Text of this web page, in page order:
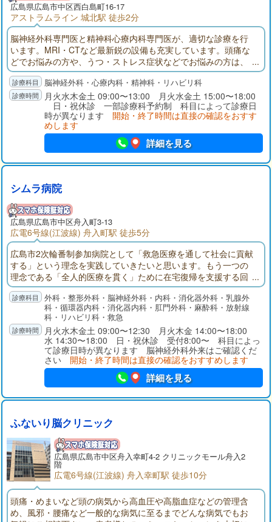
広島県広島市中区西白島町16-17
アストラムライン 城北駅 徒歩2分
脳神経外科専門医と精神科心療内科専門医が、適切な診療を行
います。MRI・CTなど最新鋭の設備も充実しています。頭痛な
どでお悩みの方や、うつ・ストレス症状などでお悩みの方は、
ぜひ一度ご相談ください。デイケアでは、認知症の予防や軽度
の認知症がある方、軽度の運動障害のある方を対象に、ショー
トケアでは、高次脳機能障害の方、各種精神症状のため社会生
活に困難を感じている方を対象に作業療法などを行っておりま
脳神経外科・心療内科・精神科・リハビリ科
月火水木金土 09:00〜13:00 月火水金土 15:00〜18:00
日・祝休診 一部診療科予約制 科目によって診療日
時が異なります 開始・終了時間は直接の確認をおすす
めします
詳細を見る
シムラ病院
広島県広島市中区舟入町3-13
広電6号線(江波線) 舟入町駅 徒歩5分
広島市2次輪番制参加病院として「救急医療を通して社会に貢献
する」という理念を実践していきたいと思います。もう一つの
理念である「全人的医療を貫く」ために在宅復帰を支援する回
復期リハビリ病棟・地域包括ケア病床、人生の最終段階におけ
る医療を提供する緩和ケア病棟も、より一層の充実を図ってい
く所存です。整形外科、外科、内科の専門外来も一層の充実を
目指し、これまで以上に患者さんのニーズに応えるよう努力し
ていきます。
外科・整形外科・脳神経外科・内科・消化器外科・乳腺外
科・循環器内科・消化器内科・肛門外科・麻酔科・放射線
科・リハビリ科・救急
月火水木金土 09:00〜12:30 月火木金 14:00〜18:00
水 14:30〜18:00 日・祝休診 受付8:00〜 科目によっ
て診療日時が異なります 脳神経外科外来はご確認くだ
さい 開始・終了時間は直接の確認をおすすめします
詳細を見る
ふないり脳クリニック
広島県広島市中区舟入幸町4-2 クリニックモール舟入2
階
広電6号線(江波線) 舟入幸町駅 徒歩10分
頭痛・めまいなど頭の病気から高血圧や高脂血症などの管理含
め、風邪・腰痛など一般的な病気に至るまでどんな病気でもお